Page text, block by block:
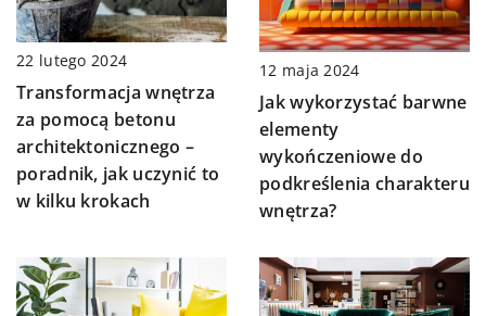
22 lutego 2024
Transformacja wnętrza
za pomocą betonu
architektonicznego –
poradnik, jak uczynić to
w kilku krokach
12 maja 2024
Jak wykorzystać barwne
elementy
wykończeniowe do
podkreślenia charakteru
wnętrza?